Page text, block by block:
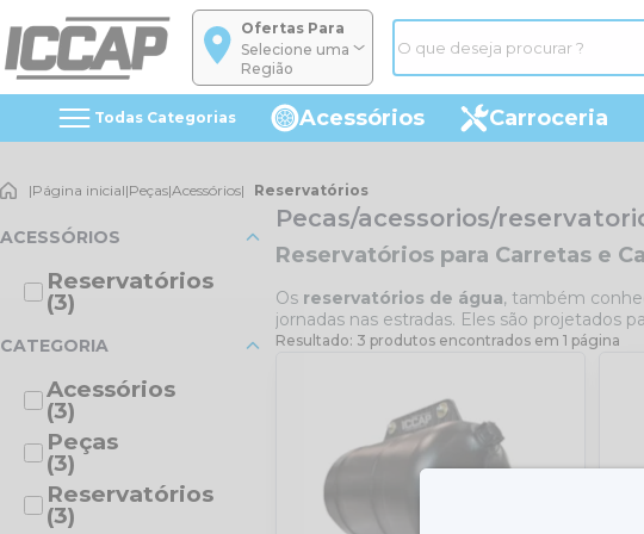
Ofertas Para
Selecione uma
Região
Todas Categorias Acessórios Carroceria
|Página inicial|Peças|Acessórios| Reservatórios
ACESSÓRIOS
Reservatórios
(3)
CATEGORIA
Acessórios
(3)
Peças
(3)
Reservatórios
(3)
Pecas/acessorios/
Reservatórios para Carretas e
Os reservatórios de água, também
jornadas nas estradas. Eles são projetados
Resultado: 3 produtos encontrados em 1 página